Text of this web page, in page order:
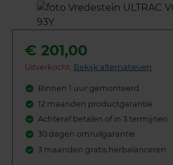
€ 201,00
Uitverkocht: Bekijk alternatieven
Binnen 1 uur gemonteerd
12 maanden productgarantie
Achteraf betalen of in 3 termijnen
30 dagen omruilgarantie
3 maanden gratis herbalanceren